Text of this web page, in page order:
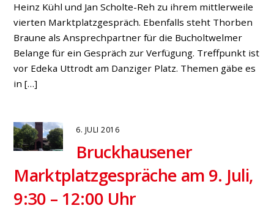
Heinz Kühl und Jan Scholte-Reh zu ihrem mittlerweile
vierten Marktplatzgespräch. Ebenfalls steht Thorben
Braune als Ansprechpartner für die Bucholtwelmer
Belange für ein Gespräch zur Verfügung. Treffpunkt ist
vor Edeka Uttrodt am Danziger Platz. Themen gäbe es
in […]
6. JULI 2016
Bruckhausener
Marktplatzgespräche am 9. Juli,
9:30 – 12:00 Uhr